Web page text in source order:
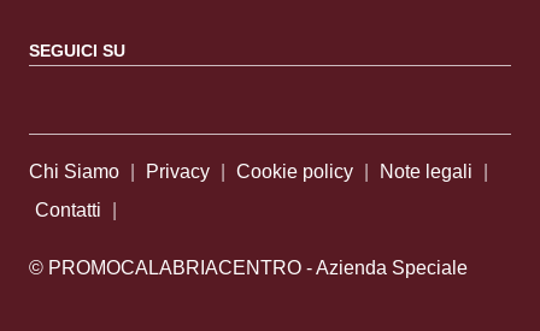
SEGUICI SU
Sezione Link Utili
Chi Siamo Privacy Cookie policy Note legali
Contatti
© PROMOCALABRIACENTRO - Azienda Speciale